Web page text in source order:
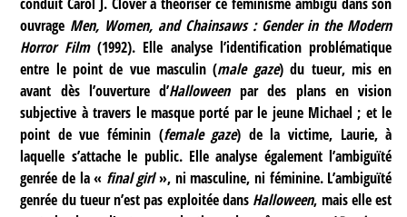
ouvrage Men, Women, and Chainsaws : Gender in the Modern
Horror Film(1992). Elle analyse l’identification problématique
entre le point de vue masculin (male gaze) du tueur, mis en
avant dès l’ouverture d’Halloweenpar des plans en vision
subjective à travers le masque porté par le jeune Michael ; et le
point de vue féminin (female gaze) de la victime, Laurie, à
laquelle s’attache le public. Elle analyse également l’ambiguïté
genrée de la « final girl», ni masculine, ni féminine. L’ambiguïté
genrée du tueur n’est pas exploitée dans Halloween, mais elle est